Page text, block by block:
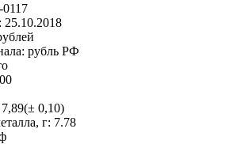
0117
25.10.2018
рубль РФ
7,89(± 0,10)
г: 7.78